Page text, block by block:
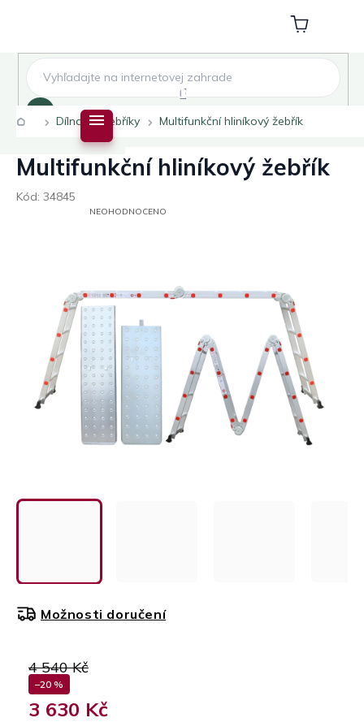
Nákupní
košík
DomůDílna Žebříky Multifunkční hliníkový žebřík
Multifunkční hliníkový žebřík
Kód: 34845
PRŮMĚRNÉ
HVĚZDIČEK.
NEOHODNOCENO
4 540 Kč
–20 %
3 630 Kč
Možnosti doručení